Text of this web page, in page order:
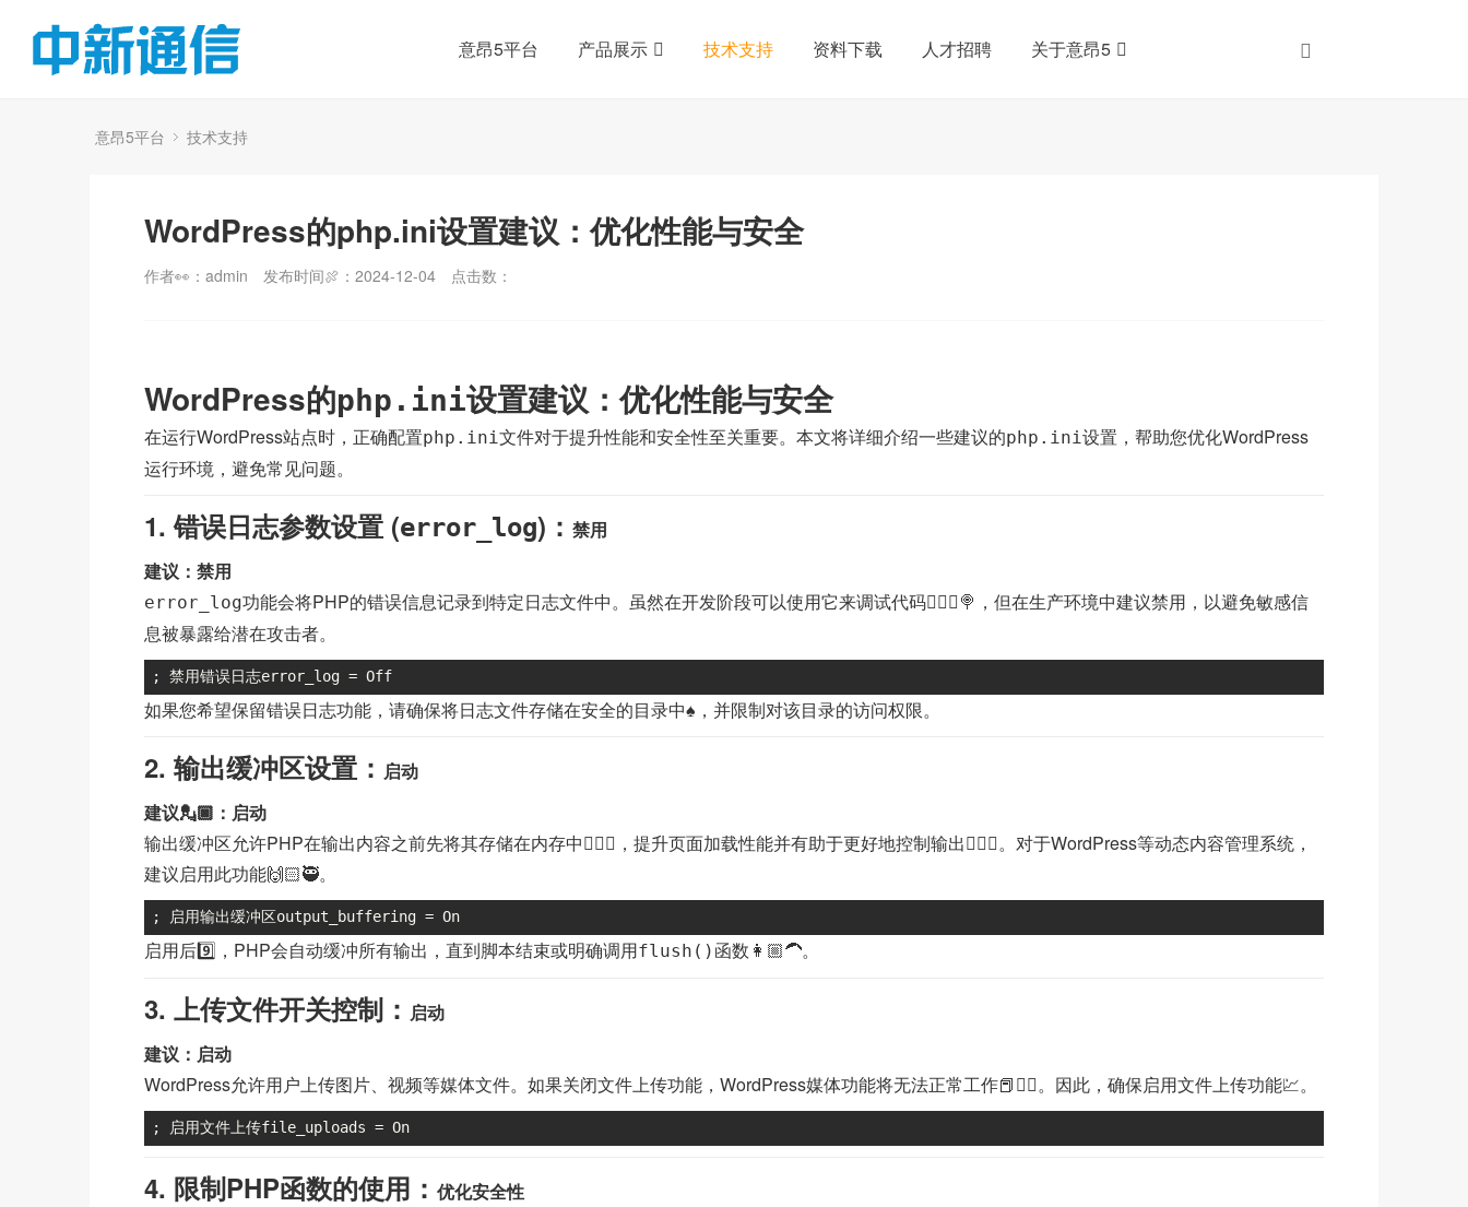
意昂5平台 产品展示 技术支持 资料下载 人才招聘 关于意昂5
意昂5平台 技术支持
WordPress的php.ini设置建议：优化性能与安全
作者👀：admin 发布时间🍖：2024-12-04 点击数：
WordPress的php.ini设置建议：优化性能与安全
在运行WordPress站点时，正确配置php.ini文件对于提升性能和安全性至关重要。本文将详细介绍一些建议的php.ini设置，帮助您优化WordPress
运行环境，避免常见问题。
1. 错误日志参数设置 (error_log)： 禁用
建议：禁用
error_log功能会将PHP的错误信息记录到特定日志文件中。虽然在开发阶段可以使用它来调试代码🤾🏻‍♂️🍭，但在生产环境中建议禁用，以避免敏感信
息被暴露给潜在攻击者。
; 禁用错误日志error_log = Off
如果您希望保留错误日志功能，请确保将日志文件存储在安全的目录中♠️，并限制对该目录的访问权限。
2. 输出缓冲区设置： 启动
建议💂🏿：启动
输出缓冲区允许PHP在输出内容之前先将其存储在内存中💆🏻‍♀️，提升页面加载性能并有助于更好地控制输出🧑🏽‍⚖️。对于WordPress等动态内容管理系统，
建议启用此功能🙌🏻🥷。
; 启用输出缓冲区output_buffering = On
启用后9️⃣，PHP会自动缓冲所有输出，直到脚本结束或明确调用flush() 函数👩🏼‍🦱。
3. 上传文件开关控制： 启动
建议：启动
WordPress允许用户上传图片、视频等媒体文件。如果关闭文件上传功能，WordPress媒体功能将无法正常工作📕🤵‍♂️。因此，确保启用文件上传功能💹。
; 启用文件上传file_uploads = On
4. 限制PHP函数的使用： 优化安全性